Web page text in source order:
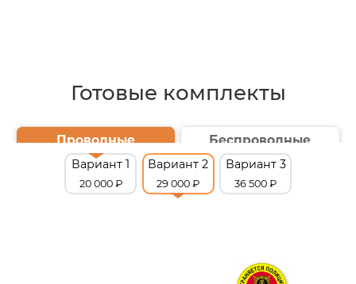
Готовые комплекты
Проводные Беспроводные
Вариант 1
20 000 ₽
Вариант 2
29 000 ₽
Вариант 3
36 500 ₽